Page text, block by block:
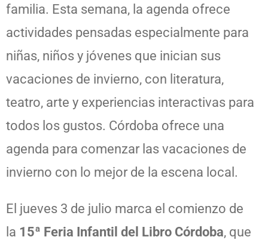
familia. Esta semana, la agenda ofrece
actividades pensadas especialmente para
niñas, niños y jóvenes que inician sus
vacaciones de invierno, con literatura,
teatro, arte y experiencias interactivas para
todos los gustos. Córdoba ofrece una
agenda para comenzar las vacaciones de
invierno con lo mejor de la escena local.
El jueves 3 de julio marca el comienzo de
la 15ª Feria Infantil del Libro Córdoba, que